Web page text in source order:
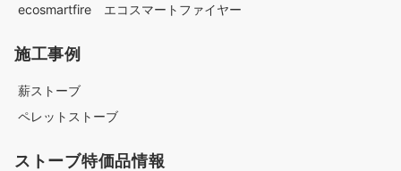
ecosmartfire エコスマートファイヤー
施工事例
薪ストーブ
ペレットストーブ
ストーブ特価品情報